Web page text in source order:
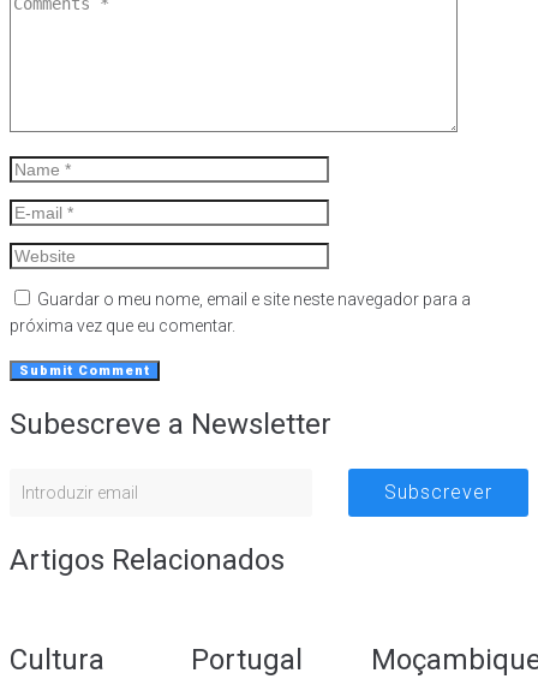
Guardar o meu nome, email e site neste navegador para a
próxima vez que eu comentar.
Subescreve a Newsletter
Subscrever
Artigos Relacionados
Cultura
Portugal